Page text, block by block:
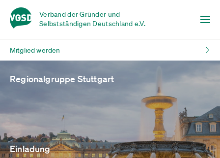
Verband der Gründer und
Selbstständigen Deutschland e.V.
Mitglied werden
Regionalgruppe Stuttgart
Einladung